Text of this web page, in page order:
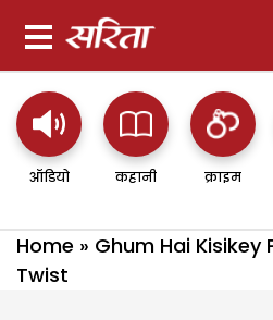
ऑडियो कहानी क्राइम
Home » Ghum Hai Kisikey
Twist